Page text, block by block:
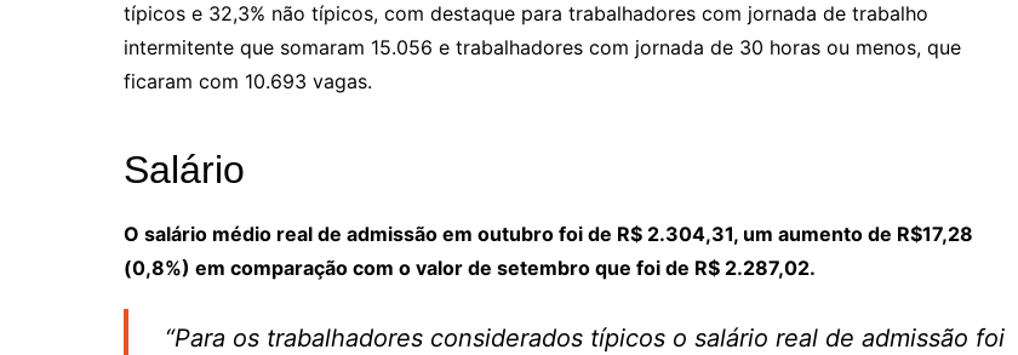
típicos e 32,3% não típicos, com destaque para trabalhadores com jornada de trabalho
intermitente que somaram 15.056 e trabalhadores com jornada de 30 horas ou menos, que
ficaram com 10.693 vagas.
Salário
O salário médio real de admissão em outubro foi de R$ 2.304,31, um aumento de R$17,28
(0,8%) em comparação com o valor de setembro que foi de R$ 2.287,02.
“Para os trabalhadores considerados típicos o salário real de admissão foi